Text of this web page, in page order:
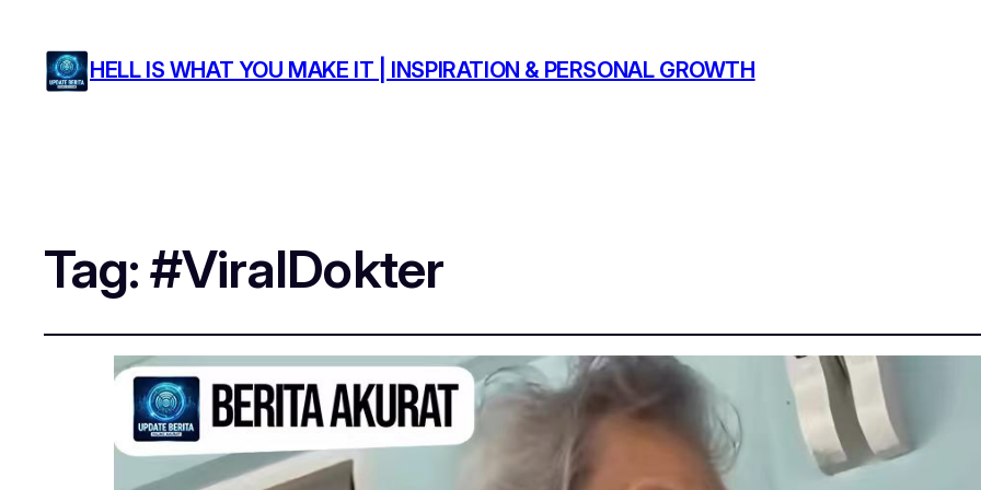
HELL IS WHAT YOU MAKE IT | INSPIRATION & PERSONAL GROWTH
Tag:#ViralDokter